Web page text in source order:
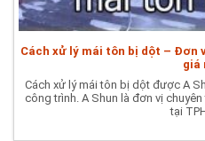
Cách xử lý mái tôn bị dột – Đơn
giá
Cách xử lý mái tôn bị dột được A
công trình. A Shun là đơn vị
tại